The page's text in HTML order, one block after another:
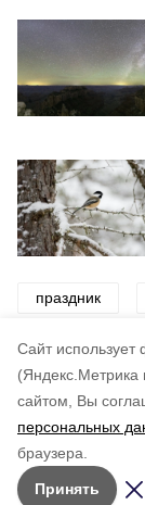
Cайт использует
(Яндекс.Метрика
сайтом, Вы
персональных
браузера.
Принять
праздник
приметы
5